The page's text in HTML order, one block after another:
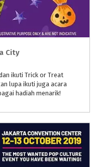
City
ikuti Trick or Treat
lupa ikuti juga acara
hadiah menarik!